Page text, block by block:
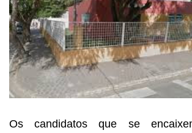
Os candidatos que se